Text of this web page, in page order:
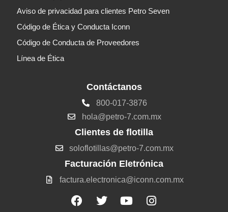
Aviso de privacidad para clientes Petro Seven
Código de Ética y Conducta Iconn
Código de Conducta de Proveedores
Línea de Ética
Contáctanos
800-017-3876
hola@petro-7.com.mx
Clientes de flotilla
soloflotillas@petro-7.com.mx
Facturación Eletrónica
factura.electronica@iconn.com.mx
Facebook
TwitterYoutubeInstagram